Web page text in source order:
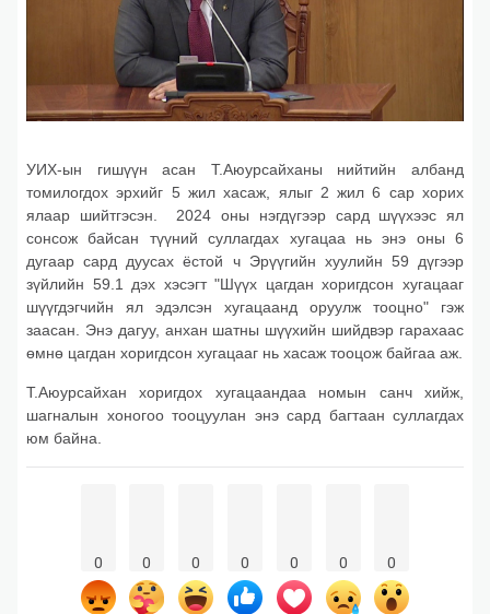
УИХ-ын гишүүн асан Т.Аюурсайханы нийтийн албанд
томилогдох эрхийг 5 жил хасаж, ялыг 2 жил 6 сар хорих
ялаар шийтгэсэн. 2024 оны нэгдүгээр сард шүүхээс ял
сонсож байсан түүний суллагдах хугацаа нь энэ оны 6
дугаар сард дуусах ёстой ч Эрүүгийн хуулийн 59 дүгээр
зүйлийн 59.1 дэх хэсэгт "Шүүх цагдан хоригдсон хугацааг
шүүгдэгчийн ял эдэлсэн хугацаанд оруулж тооцно" гэж
заасан. Энэ дагуу, анхан шатны шүүхийн шийдвэр гарахаас
өмнө цагдан хоригдсон хугацааг нь хасаж тооцож байгаа аж.
Т.Аюурсайхан хоригдох хугацаандаа номын санч хийж,
шагналын хоногоо тооцуулан энэ сард багтаан суллагдах
юм байна.
0 0 0 0 0 0 0